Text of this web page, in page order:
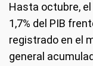
Hasta octubre,
1,7% del PIB
registrado en el
general